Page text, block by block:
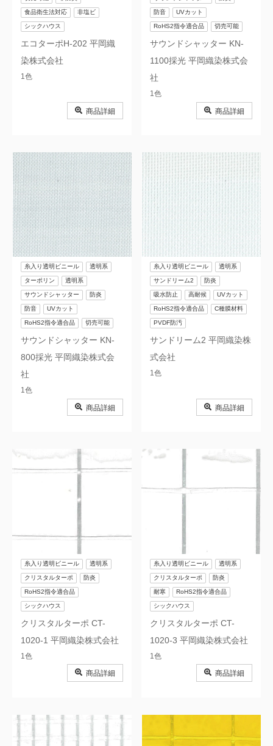
エコターポH-202 平岡織
染株式会社
食品衛生法対応 非塩ビ
シックハウス
1色
商品詳細
サウンドシャッター KN-
1100採光 平岡織染株式会
社
防音 UVカット
RoHS2指令適合品 切売可能
1色
商品詳細
サウンドシャッター KN-
800採光 平岡織染株式会
社
糸入り透明ビニール 透明系
ターポリン 透明系
サウンドシャッター 防炎
防音 UVカット
RoHS2指令適合品 切売可能
1色
商品詳細
サンドリーム2 平岡織染株
式会社
糸入り透明ビニール 透明系
サンドリーム2 防炎
吸水防止 高耐候 UVカット
RoHS2指令適合品 C種膜材料
PVDF防汚
1色
商品詳細
クリスタルターポ CT-
1020-1 平岡織染株式会社
糸入り透明ビニール 透明系
クリスタルターポ 防炎
RoHS2指令適合品
シックハウス
1色
商品詳細
クリスタルターポ CT-
1020-3 平岡織染株式会社
糸入り透明ビニール 透明系
クリスタルターポ 防炎
耐寒 RoHS2指令適合品
シックハウス
1色
商品詳細